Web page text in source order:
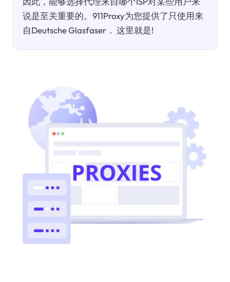
说是至关重要的。911Proxy为您提供了只使用来
自Deutsche Glasfaser． 这里就是!